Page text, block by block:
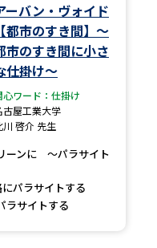
来場型・
志望校
ーバン・ヴォイド
【都市のすき間】～
市のすき間に小さ
仕掛け～
心ワード：仕掛け
古屋工業大学
川 啓介 先生
ーンに ～パラサイト
パラサイトする
ラサイトする